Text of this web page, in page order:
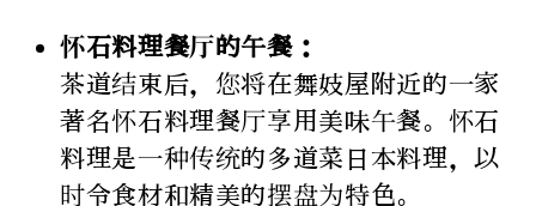
怀石料理餐厅的午餐：
茶道结束后，您将在舞妓屋附近的一家
著名怀石料理餐厅享用美味午餐。怀石
料理是一种传统的多道菜日本料理，以
时令食材和精美的摆盘为特色。